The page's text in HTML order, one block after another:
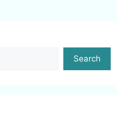
Search